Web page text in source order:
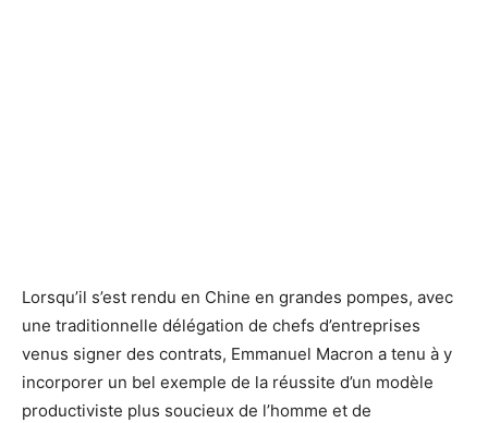
Lorsqu’il s’est rendu en Chine en grandes pompes, avec
une traditionnelle délégation de chefs d’entreprises
venus signer des contrats, Emmanuel Macron a tenu à y
incorporer un bel exemple de la réussite d’un modèle
productiviste plus soucieux de l’homme et de